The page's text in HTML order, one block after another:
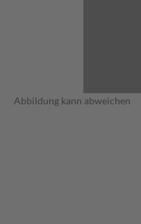
Abbildung kann abweichen